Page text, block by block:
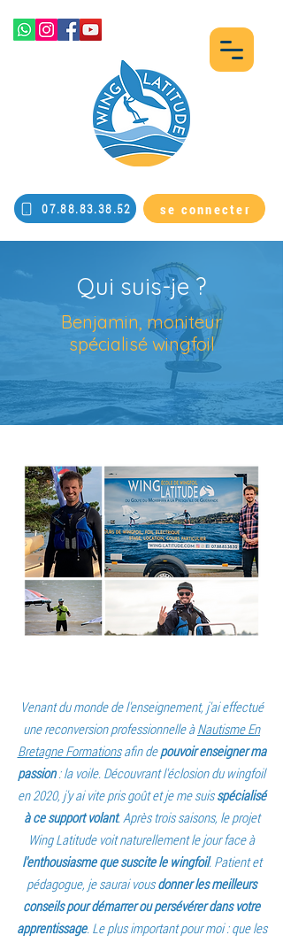
07.88.83.38.52 se connecter
Qui suis-je ?
Benjamin, moniteur
spécialisé wingfoil
Venant du monde de l'enseignement, j'ai effectué
une reconversion professionnelle àNautisme En
Bretagne Formationsafin depouvoir enseigner ma
passion: la voile. Découvrant l'éclosion du wingfoil
en 2020, j'y ai vite pris goût et je me suisspécialisé
à ce support volant. Après trois saisons, le projet
Wing Latitude voit naturellement le jour face à
l'enthousiasme que suscite le wingfoil. Patient et
pédagogue, je saurai vousdonner les meilleurs
conseils pour démarrer ou persévérer dans votre
apprentissage. Le plus important pour moi : que les